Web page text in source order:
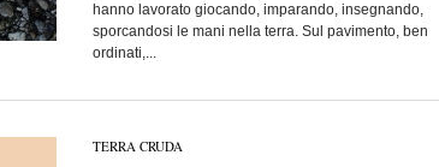
hanno lavorato giocando, imparando, insegnando,
sporcandosi le mani nella terra. Sul pavimento, ben
ordinati,...
TERRA CRUDA